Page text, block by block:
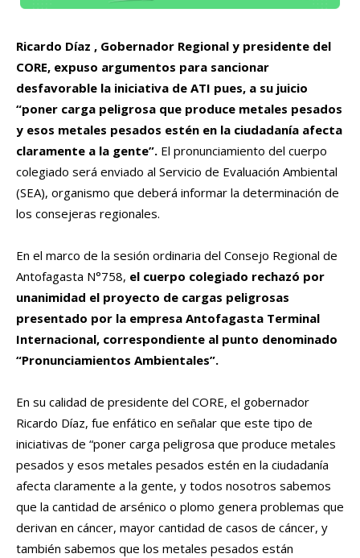
Ricardo Díaz , Gobernador Regional y presidente del
CORE, expuso argumentos para sancionar
desfavorable la iniciativa de ATI pues, a su juicio
“poner carga peligrosa que produce metales pesados
y esos metales pesados estén en la ciudadanía afecta
claramente a la gente”. El pronunciamiento del cuerpo
colegiado será enviado al Servicio de Evaluación Ambiental
(SEA), organismo que deberá informar la determinación de
los consejeras regionales.
En el marco de la sesión ordinaria del Consejo Regional de
Antofagasta N°758, el cuerpo colegiado rechazó por
unanimidad el proyecto de cargas peligrosas
presentado por la empresa Antofagasta Terminal
Internacional, correspondiente al punto denominado
“Pronunciamientos Ambientales”.
En su calidad de presidente del CORE, el gobernador
Ricardo Díaz, fue enfático en señalar que este tipo de
iniciativas de “poner carga peligrosa que produce metales
pesados y esos metales pesados estén en la ciudadanía
afecta claramente a la gente, y todos nosotros sabemos
que la cantidad de arsénico o plomo genera problemas que
derivan en cáncer, mayor cantidad de casos de cáncer, y
también sabemos que los metales pesados están